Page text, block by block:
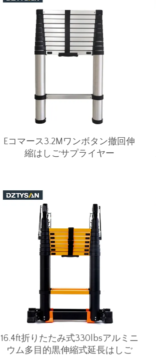
Eコマース3.2Mワンボタン撤回伸
縮はしごサプライヤー
16.4ft折りたたみ式330lbsアルミニ
ウム多目的黒伸縮式延長はしご